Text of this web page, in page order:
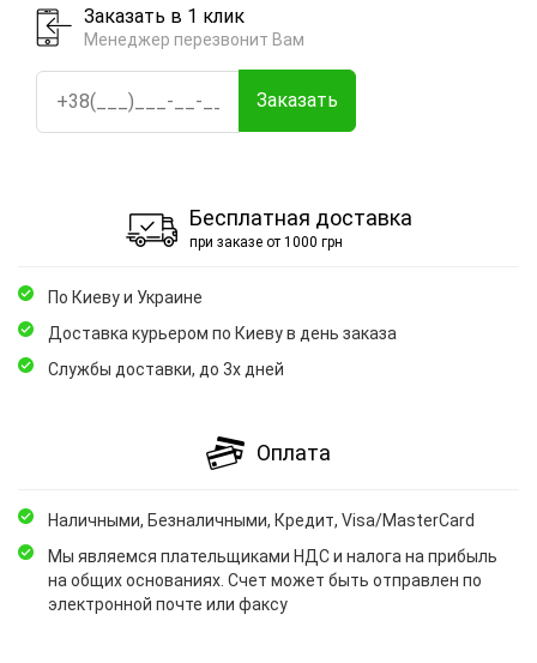
Заказать в 1 клик
Менеджер перезвонит Вам
Заказать
Бесплатная доставка
при заказе от 1000 грн
По Киеву и Украине
Доставка курьером по Киеву в день заказа
Службы доставки, до 3х дней
Оплата
Наличными, Безналичными, Кредит, Visa/MasterCard
Мы являемся плательщиками НДС и налога на прибыль
на общих основаниях. Счет может быть отправлен по
электронной почте или факсу